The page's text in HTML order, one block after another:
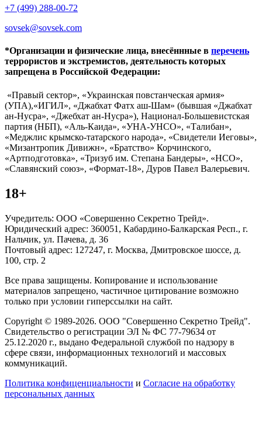
+7 (499) 288-00-72
sovsek@sovsek.com
*Организации и физические лица, внесённные в перечень
террористов и экстремистов, деятельность которых
запрещена в Российской Федерации:
«Правый сектор», «Украинская повстанческая армия»
(УПА),«ИГИЛ», «Джабхат Фатх аш-Шам» (бывшая «Джабхат
ан-Нусра», «Джебхат ан-Нусра»), Национал-Большевистская
партия (НБП), «Аль-Каида», «УНА-УНСО», «Талибан»,
«Меджлис крымско-татарского народа», «Свидетели Иеговы»,
«Мизантропик Дивижн», «Братство» Корчинского,
«Артподготовка», «Тризуб им. Степана Бандеры», «НСО»,
«Славянский союз», «Формат-18», Дуров Павел Валерьевич.
18+
Учредитель: ООО «Совершенно Секретно Трейд».
Юридический адрес: 360051, Кабардино-Балкарская Респ., г.
Нальчик, ул. Пачева, д. 36
Почтовый адрес: 127247, г. Москва, Дмитровское шоссе, д.
100, стр. 2
Все права защищены. Копирование и использование
материалов запрещено, частичное цитирование возможно
только при условии гиперссылки на сайт.
Copyright © 1989-2026. ООО "Совершенно Секретно Трейд".
Свидетельство о регистрации ЭЛ № ФС 77-79634 от
25.12.2020 г., выдано Федеральной службой по надзору в
сфере связи, информационных технологий и массовых
коммуникаций.
Политика конфиценциальности и Согласие на обработку
персональных данных